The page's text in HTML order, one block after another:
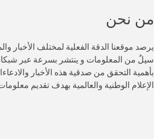
من نحن
يرصد موقعنا الدقة الفعلية لمختلف الأخبار
سيلٌ من المعلومات و ينتشر بسرعة عبر
الإعلام الوطنية والعالمية بهدف تقديم